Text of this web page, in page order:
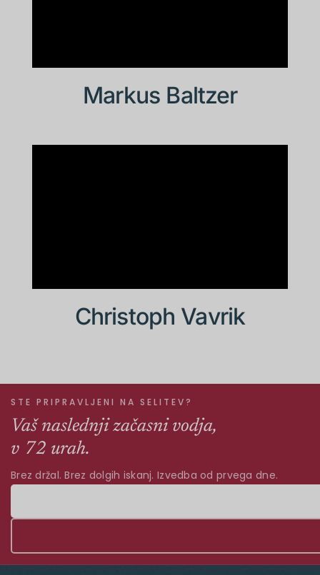
Markus Baltzer
Christoph Vavrik
STE PRIPRAVLJENI NA SELITEV?
Vaš naslednji začasni vodja,
v 72 urah.
Brez držal. Brez dolgih iskanj. Izvedba od prvega dne.